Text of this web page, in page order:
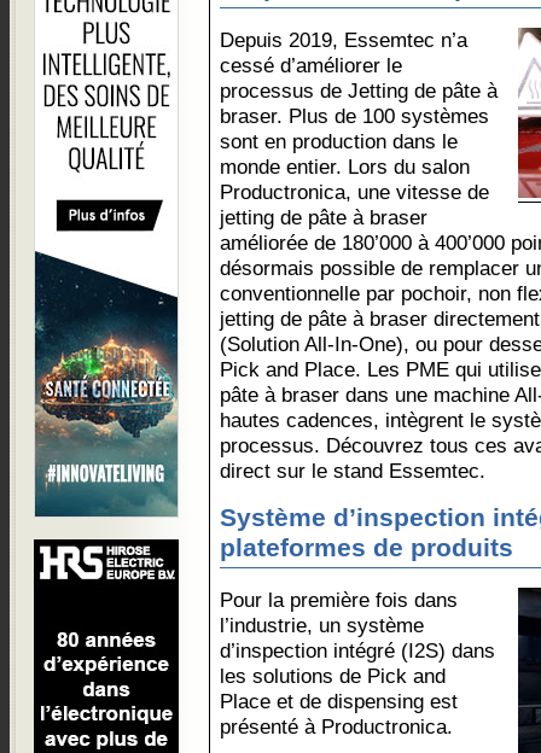
Depuis 2019, Essemtec n’a
cessé d’améliorer le
processus de Jetting de pâte à
braser. Plus de 100 systèmes
sont en production dans le
monde entier. Lors du salon
Productronica, une vitesse de
jetting de pâte à braser
améliorée de 180’000 à 400’000
désormais possible de remplacer
conventionnelle par pochoir, non
jetting de pâte à braser
(Solution All-In-One), ou pour
Pick and Place. Les PME qui
pâte à braser dans une machine
hautes cadences, intègrent le
processus. Découvrez tous ces
direct sur le stand Essemtec.
Système d’inspection
plateformes de produits
Pour la première fois dans
l’industrie, un système
d’inspection intégré (I2S) dans
les solutions de Pick and
Place et de dispensing est
présenté à Productronica.